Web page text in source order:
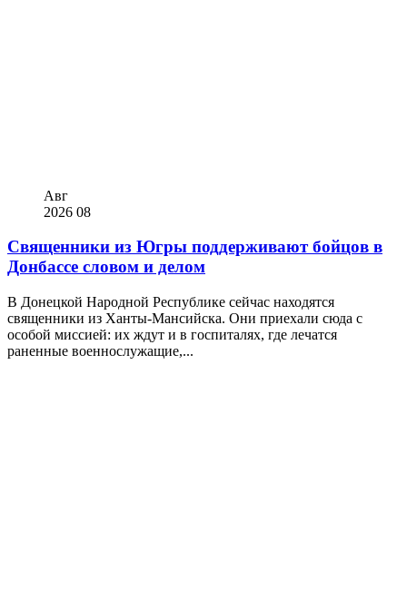
Авг
2026 08
Священники из Югры поддерживают бойцов в
Донбассе словом и делом
В Донецкой Народной Республике сейчас находятся
священники из Ханты-Мансийска. Они приехали сюда с
особой миссией: их ждут и в госпиталях, где лечатся
раненные военнослужащие,...